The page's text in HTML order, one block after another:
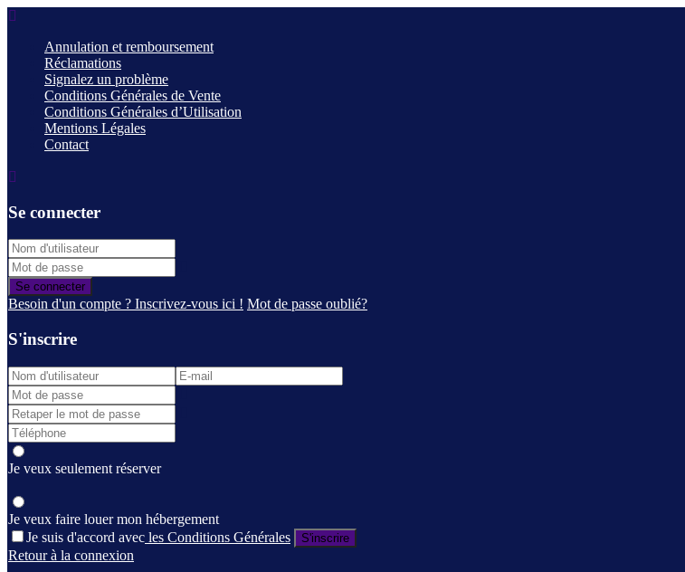
Annulation et remboursement
Réclamations
Signalez un problème
Conditions Générales de Vente
Conditions Générales d’Utilisation
Mentions Légales
Contact
Se connecter
Se connecter
Besoin d'un compte ? Inscrivez-vous ici ! Mot de passe oublié?
S'inscrire
Je veux seulement réserver
Je veux faire louer mon hébergement
Je suis d'accord avec les Conditions Générales S'inscrire
Retour à la connexion